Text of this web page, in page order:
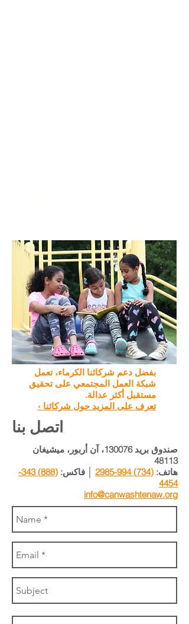
بفضل دعم شركائنا الكرماء، تعمل
شبكة العمل المجتمعي على تحقيق
مستقبل أكثر عدالة.
تعرف على المزيد حول شركائنا ›
اتصل بنا
صندوق بريد 130076،
آن أربور، ميشيغان
48113
هاتف: (734) 994-2985 │ فاكس:
(888) 343-
4454
info@canwashtenaw.org